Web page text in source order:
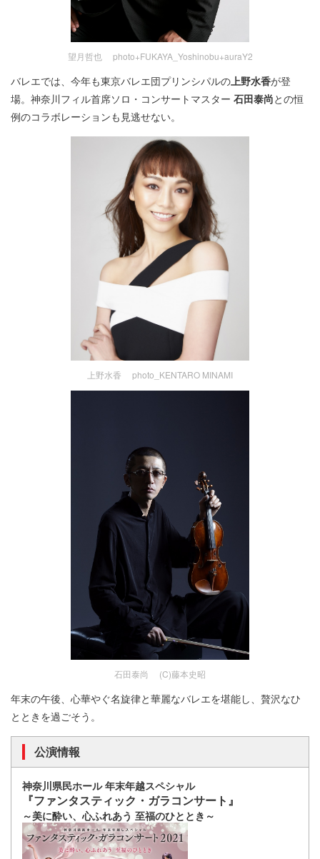
望月哲也 photo+FUKAYA_Yoshinobu+auraY2
バレエでは、今年も東京バレエ団プリンシパルの 上野水香が登
場。神奈川フィル首席ソロ・コンサートマスター 石田泰尚との恒
例のコラボレーションも見逃せない。
上野水香 photo_KENTARO MINAMI
石田泰尚 (C)藤本史昭
年末の午後、心華やぐ名旋律と華麗なバレエを堪能し、贅沢なひ
とときを過ごそう。
公演情報
神奈川県民ホール 年末年越スペシャル
『ファンタスティック・ガラコンサート』
～美に酔い、心ふれあう 至福のひととき～